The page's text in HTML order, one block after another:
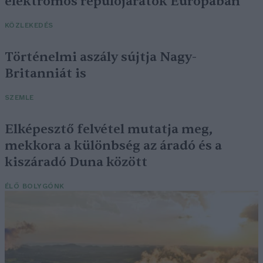
KÖZLEKEDÉS
Történelmi aszály sújtja Nagy-
Britanniát is
SZEMLE
Elképesztő felvétel mutatja meg,
mekkora a különbség az áradó és a
kiszáradó Duna között
ÉLŐ BOLYGÓNK